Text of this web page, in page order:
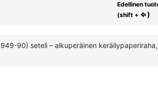
Edellinen
(shift + ⇐)
90) seteli – alkuperäinen